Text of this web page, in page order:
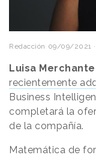
Redacción 09/09/2021
Luisa Merchante
recientemente
Business
completará la
de la compañía.
Matemática de